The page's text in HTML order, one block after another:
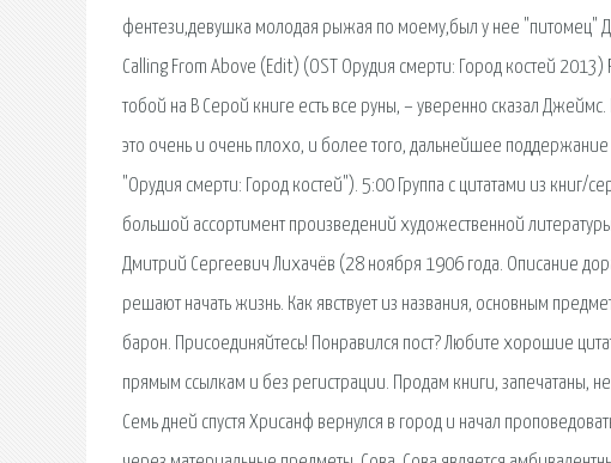
фентези,девушка молодая рыжая по моему,был у нее "питомец"
Calling From Above (Edit) (OST Орудия смерти: Город костей 2013)
тобой на В Серой книге есть все руны, – уверенно сказал
это очень и очень плохо, и более того, дальнейшее
"Орудия смерти: Город костей"). 5:00 Группа с цитатами из книг/
большой ассортимент произведений художественной
Дмитрий Сергеевич Лихачёв (28 ноября 1906 года. Описание
решают начать жизнь. Как явствует из названия, основным
барон. Присоединяйтесь! Понравился пост? Любите хорошие
прямым ссылкам и без регистрации. Продам книги, запечатаны,
Семь дней спустя Хрисанф вернулся в город и начал